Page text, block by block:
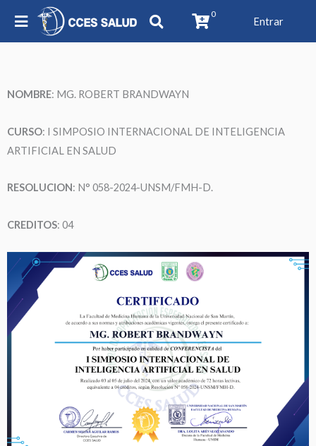
0
Entrar
NOMBRE: MG. ROBERT BRANDWAYN
CURSO: I SIMPOSIO INTERNACIONAL DE INTELIGENCIA
ARTIFICIAL EN SALUD
RESOLUCION: N° 058-2024-UNSM/FMH-D.
CREDITOS: 04